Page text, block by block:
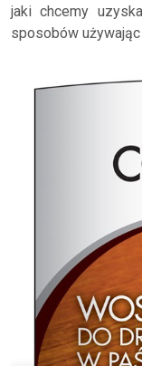
jaki chcemy
sposobów